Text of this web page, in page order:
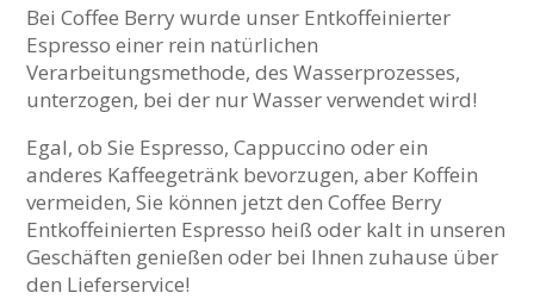
Bei Coffee Berry wurde unser Entkoffeinierter
Espresso einer rein natürlichen
Verarbeitungsmethode, des Wasserprozesses,
unterzogen, bei der nur Wasser verwendet wird!
Egal, ob Sie Espresso, Cappuccino oder ein
anderes Kaffeegetränk bevorzugen, aber Koffein
vermeiden, Sie können jetzt den Coffee Berry
Entkoffeinierten Espresso heiß oder kalt in unseren
Geschäften genießen oder bei Ihnen zuhause über
den Lieferservice!